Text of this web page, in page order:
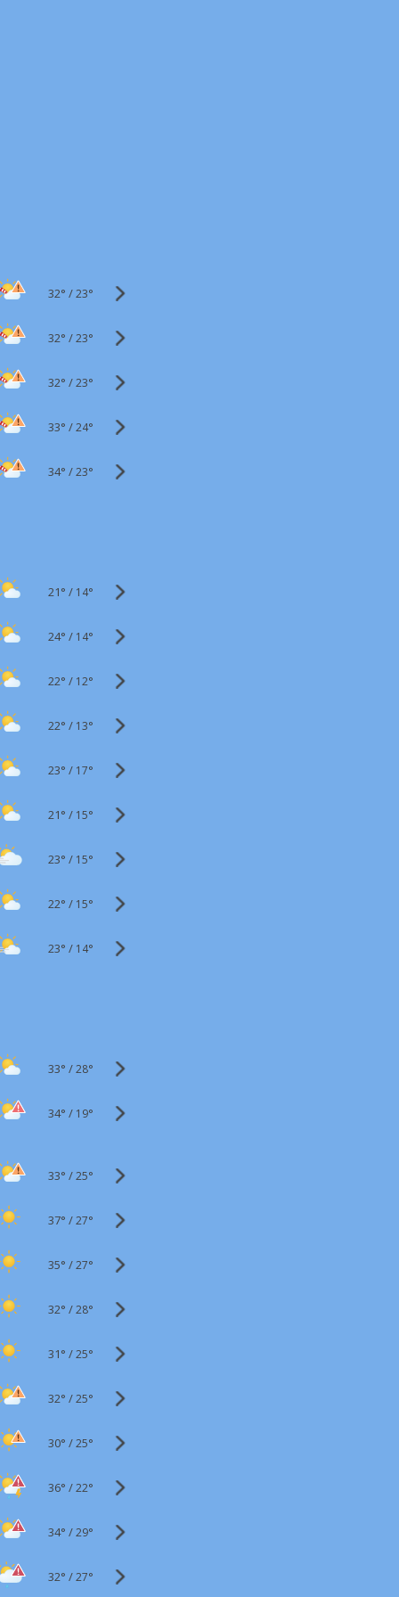
32° /23°
32° /23°
32° /23°
33° /24°
34° /23°
21° / 14°
24° / 14°
22° / 12°
22° / 13°
23° / 17°
21° / 15°
23° / 15°
22° / 15°
23° / 14°
33° /28°
34° / 19°
33° /25°
37° /27°
35° /27°
32° /28°
31° /25°
32° /25°
30° /25°
36° /22°
34° /29°
32° /27°